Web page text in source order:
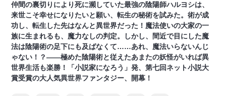
仲間の裏切りにより死に瀕していた最強の陰陽師ハルヨシは、
来世こそ幸せになりたいと願い、転生の秘術を試みた。術が成
功し、転生した先はなんと異世界だった！魔法使いの大家の一
族に生まれるも、魔力なしの判定。しかし、間近で目にした魔
法は陰陽術の足下にも及ばなくて……あれ、魔法いらないんじ
ゃない！？――極めた陰陽術と従えたあまたの妖怪がいれば異
世界生活も楽勝！「小説家になろう」発、第七回ネット小説大
賞受賞の大人気異世界ファンタジー、開幕！